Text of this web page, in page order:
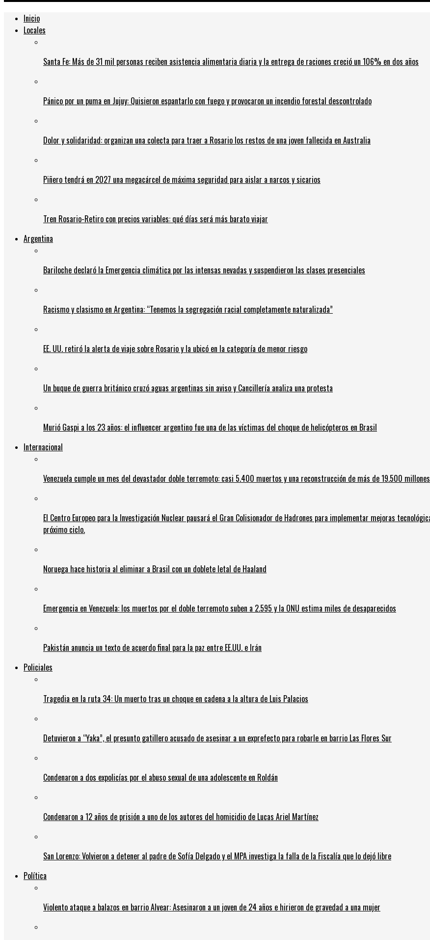
Inicio
Locales
Santa Fe: Más de 31 mil personas reciben asistencia alimentaria diaria y la entrega de raciones creció un 106% en dos años
Pánico por un puma en Jujuy: Quisieron espantarlo con fuego y provocaron un incendio forestal descontrolado
Dolor y solidaridad: organizan una colecta para traer a Rosario los restos de una joven fallecida en Australia
Piñero tendrá en 2027 una megacárcel de máxima seguridad para aislar a narcos y sicarios
Tren Rosario-Retiro con precios variables: qué días será más barato viajar
Argentina
Bariloche declaró la Emergencia climática por las intensas nevadas y suspendieron las clases presenciales
Racismo y clasismo en Argentina: “Tenemos la segregación racial completamente naturalizada”
EE. UU. retiró la alerta de viaje sobre Rosario y la ubicó en la categoría de menor riesgo
Un buque de guerra británico cruzó aguas argentinas sin aviso y Cancillería analiza una protesta
Murió Gaspi a los 23 años: el influencer argentino fue una de las víctimas del choque de helicópteros en Brasil
Internacional
Venezuela cumple un mes del devastador doble terremoto: casi 5.400 muertos y una reconstrucción de más de 19.500
El Centro Europeo para la Investigación Nuclear pausará el Gran Colisionador de Hadrones para implementar mejoras
próximo ciclo.
Noruega hace historia al eliminar a Brasil con un doblete letal de Haaland
Emergencia en Venezuela: los muertos por el doble terremoto suben a 2.595 y la ONU estima miles de desaparecidos
Pakistán anuncia un texto de acuerdo final para la paz entre EE.UU. e Irán
Policiales
Tragedia en la ruta 34: Un muerto tras un choque en cadena a la altura de Luis Palacios
Detuvieron a “Yaka”, el presunto gatillero acusado de asesinar a un exprefecto para robarle en barrio Las Flores Sur
Condenaron a dos expolicías por el abuso sexual de una adolescente en Roldán
Condenaron a 12 años de prisión a uno de los autores del homicidio de Lucas Ariel Martínez
San Lorenzo: Volvieron a detener al padre de Sofía Delgado y el MPA investiga la falla de la Fiscalía que lo dejó libre
Política
Violento ataque a balazos en barrio Alvear: Asesinaron a un joven de 24 años e hirieron de gravedad a una mujer